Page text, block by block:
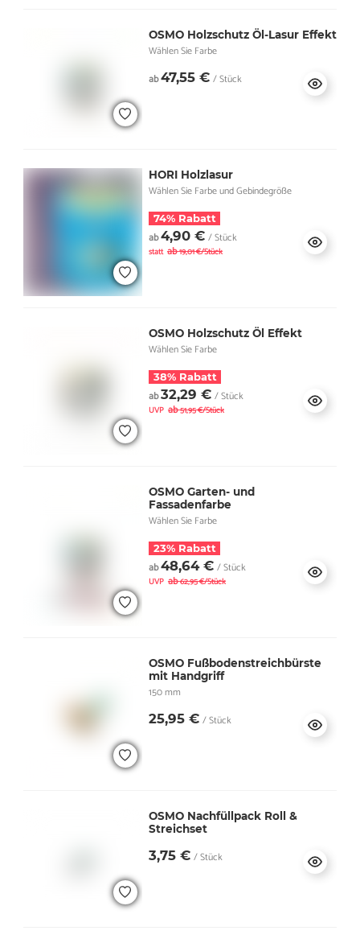
OSMO Holzschutz Öl-Lasur Effekt
Wählen Sie Farbe
ab47,55 € / Stück
HORI Holzlasur
Wählen Sie Farbe und Gebindegröße
74% Rabatt
ab4,90 € / Stück
statt ab19,01 €/Stück
OSMO Holzschutz Öl Effekt
Wählen Sie Farbe
38% Rabatt
ab32,29 € / Stück
UVP ab51,95 €/Stück
OSMO Garten- und
Fassadenfarbe
Wählen Sie Farbe
23% Rabatt
ab48,64 € / Stück
UVP ab62,95 €/Stück
OSMO Fußbodenstreichbürste
mit Handgriff
150 mm
25,95 € / Stück
OSMO Nachfüllpack Roll &
Streichset
3,75 € / Stück